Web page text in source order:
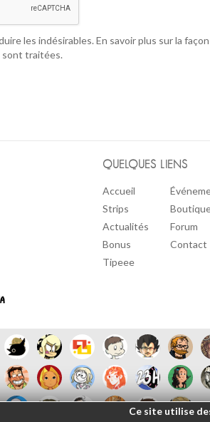
les indésirables.En savoir plus sur la
sont traitées.
QUELQUES LIENS
Accueil
Strips
Actualités
Bonus
Tipeee
Forum
Contact
Ce site utilise